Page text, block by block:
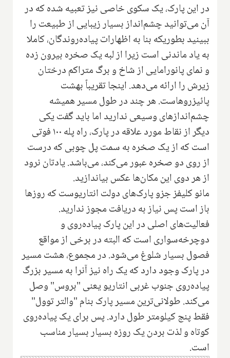
در این پارک، یک سکوی خاصی نیز تعبیه شده که در
آن می‌توانید چشم‌انداز بسیار زیبایی از طبیعت را
ببینید بطوریکه بنا به اظهارات پیاده‌روندگان، کاملا
به یاد ماندنی است زیرا از لبه یک صخره بیرون زده
و نمای پانورامایی از شاخ و برگ متراکم درختان
زیرش را ارائه می‌دهد. اینجا تقریباً بهشت
پائیزروهاست. هر چند در طول مسیر همیشه
چشم‌اندازهای وسیعی ندارید اما باید گفت یکی
دیگر از نقاط مورد علاقه در پارک، راه پله ۱۰۰ فوتی
است که از یک صخره به سمت پل چوبی که درست
از روی دو صخره عبور می‌کند، می‌باشد. یادتان نرود
از هر دوی این مکان‌ها عکس بیاندازید.
مانو کلیفز جزو پارک‌های دولت انتاریوست که روزها
باز است پس نیاز به دریافت مجوز ندارید.
فعالیت‌های اصلی در این پارک پیاده‌روی و
دوچرخه‌سواری است که البته در برخی از مواقع
فصول بسیار شلوغ می‌شود. در مجموع، هشت مسیر
در پارک وجود دارد که یک راه نیز آنرا به مسیر بزرگ
پیاده‌روی جنوب غربی انتاریو یعنی "بروس" وصل
می‌کند. طولانی‌ترین مسیر پارک بنام "والتر توول"
فقط پنج کیلومتر طول دارد. پس برای یک پیاده‌روی
کوتاه و لذت بردن یک روزه بسیار بسیار مناسب
است.